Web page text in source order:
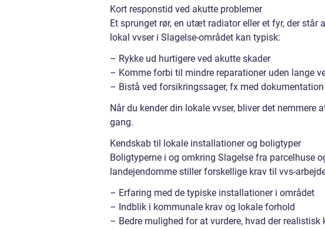
Kort responstid ved akutte problemer
Et sprunget rør, en utæt radiator eller et fyr, der
lokal vvser i Slagelse-området kan typisk:
– Rykke ud hurtigere ved akutte skader
– Komme forbi til mindre reparationer uden lange
– Bistå ved forsikringssager, fx med
Når du kender din lokale vvser, bliver det
gang.
Kendskab til lokale installationer og boligtyper
Boligtyperne i og omkring Slagelse fra parcelhuse
landejendomme stiller forskellige krav til vvs-
– Erfaring med de typiske installationer i området
– Indblik i kommunale krav og lokale forhold
– Bedre mulighed for at vurdere, hvad der